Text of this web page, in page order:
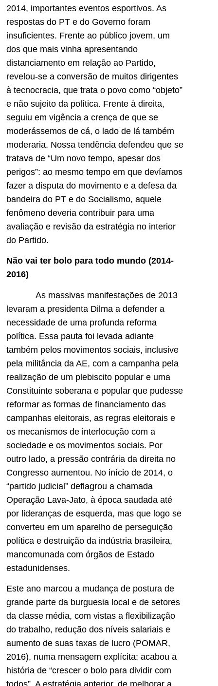
2014, importantes eventos esportivos. As
respostas do PT e do Governo foram
insuficientes. Frente ao público jovem, um
dos que mais vinha apresentando
distanciamento em relação ao Partido,
revelou-se a conversão de muitos dirigentes
à tecnocracia, que trata o povo como “objeto”
e não sujeito da política. Frente à direita,
seguiu em vigência a crença de que se
moderássemos de cá, o lado de lá também
moderaria. Nossa tendência defendeu que se
tratava de “Um novo tempo, apesar dos
perigos”: ao mesmo tempo em que devíamos
fazer a disputa do movimento e a defesa da
bandeira do PT e do Socialismo, aquele
fenômeno deveria contribuir para uma
avaliação e revisão da estratégia no interior
do Partido.
Não vai ter bolo para todo mundo (2014-
2016)
As massivas manifestações de 2013
levaram a presidenta Dilma a defender a
necessidade de uma profunda reforma
política. Essa pauta foi levada adiante
também pelos movimentos sociais, inclusive
pela militância da AE, com a campanha pela
realização de um plebiscito popular e uma
Constituinte soberana e popular que pudesse
reformar as formas de financiamento das
campanhas eleitorais, as regras eleitorais e
os mecanismos de interlocução com a
sociedade e os movimentos sociais. Por
outro lado, a pressão contrária da direita no
Congresso aumentou. No início de 2014, o
“partido judicial” deflagrou a chamada
Operação Lava-Jato, à época saudada até
por lideranças de esquerda, mas que logo se
converteu em um aparelho de perseguição
política e destruição da indústria brasileira,
mancomunada com órgãos de Estado
estadunidenses.
Este ano marcou a mudança de postura de
grande parte da burguesia local e de setores
da classe média, com vistas a flexibilização
do trabalho, redução dos níveis salariais e
aumento de suas taxas de lucro (POMAR,
2016), numa mensagem explícita: acabou a
história de “crescer o bolo para dividir com